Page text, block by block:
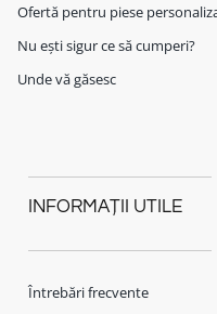
Ofertă pentru piese
Nu ești sigur ce să cumperi?
Unde vă găsesc
INFORMAȚII UTILE
Întrebări frecvente